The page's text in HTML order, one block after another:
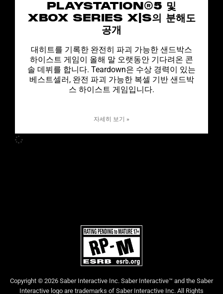
PLAYSTATION®5 및
XBOX SERIES X|S의 분해도
공개
대히트를 기록한 완전히 파괴 가능한 샌드박스
하이스트 게임이 올해 말 오랫동안 기다려온 콘
솔 데뷔를 합니다. Teardown은 수상 경력이 있는
베스트셀러, 완전 파괴 가능한 복셀 기반 샌드박
스 하이스트 게임입니다.
자세히 보기 »
Copyright © 2026 Saber Interactive Inc. Saber Interactive™ and the Saber
Interactive logo are trademarks of Saber Interactive Inc. All Rights